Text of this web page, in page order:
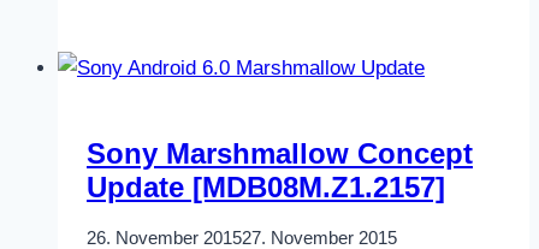
Sony Marshmallow Concept
Update [MDB08M.Z1.2157]
26. November 201527. November 2015